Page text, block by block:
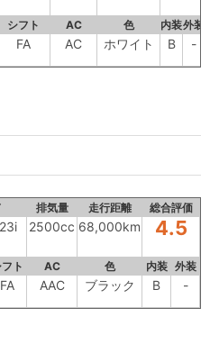
シフト AC 色 内装外装
FA AC ホワイト B -
排気量 走行距離 総合評価
2500cc 68,000km 4.5
ト AC 色 内装 外装
FA AAC ブラック B -